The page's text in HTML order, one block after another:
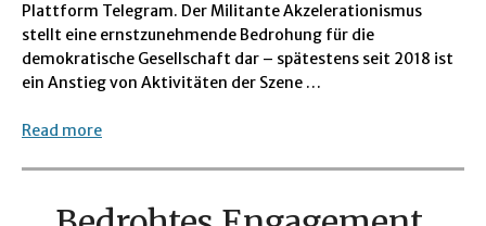
Plattform Telegram. Der Militante Akzelerationismus
stellt eine ernstzunehmende Bedrohung für die
demokratische Gesellschaft dar – spätestens seit 2018 ist
ein Anstieg von Aktivitäten der Szene …
Read more